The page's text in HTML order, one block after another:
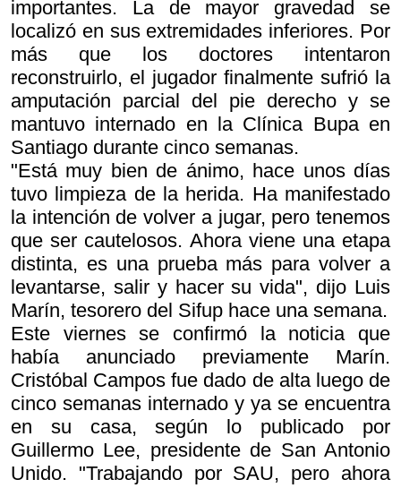
importantes. La de mayor gravedad se
localizó en sus extremidades inferiores. Por
más que los doctores intentaron
reconstruirlo, el jugador finalmente sufrió la
amputación parcial del pie derecho y se
mantuvo internado en la Clínica Bupa en
Santiago durante cinco semanas.
"Está muy bien de ánimo, hace unos días
tuvo limpieza de la herida. Ha manifestado
la intención de volver a jugar, pero tenemos
que ser cautelosos. Ahora viene una etapa
distinta, es una prueba más para volver a
levantarse, salir y hacer su vida", dijo Luis
Marín, tesorero del Sifup hace una semana.
Este viernes se confirmó la noticia que
había anunciado previamente Marín.
Cristóbal Campos fue dado de alta luego de
cinco semanas internado y ya se encuentra
en su casa, según lo publicado por
Guillermo Lee, presidente de San Antonio
Unido. "Trabajando por SAU, pero ahora